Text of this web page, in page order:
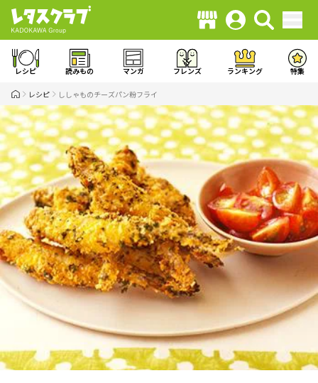
レシピ 読みもの マンガ フレンズ ランキング 特集
レシピ ししゃものチーズパン粉フライ